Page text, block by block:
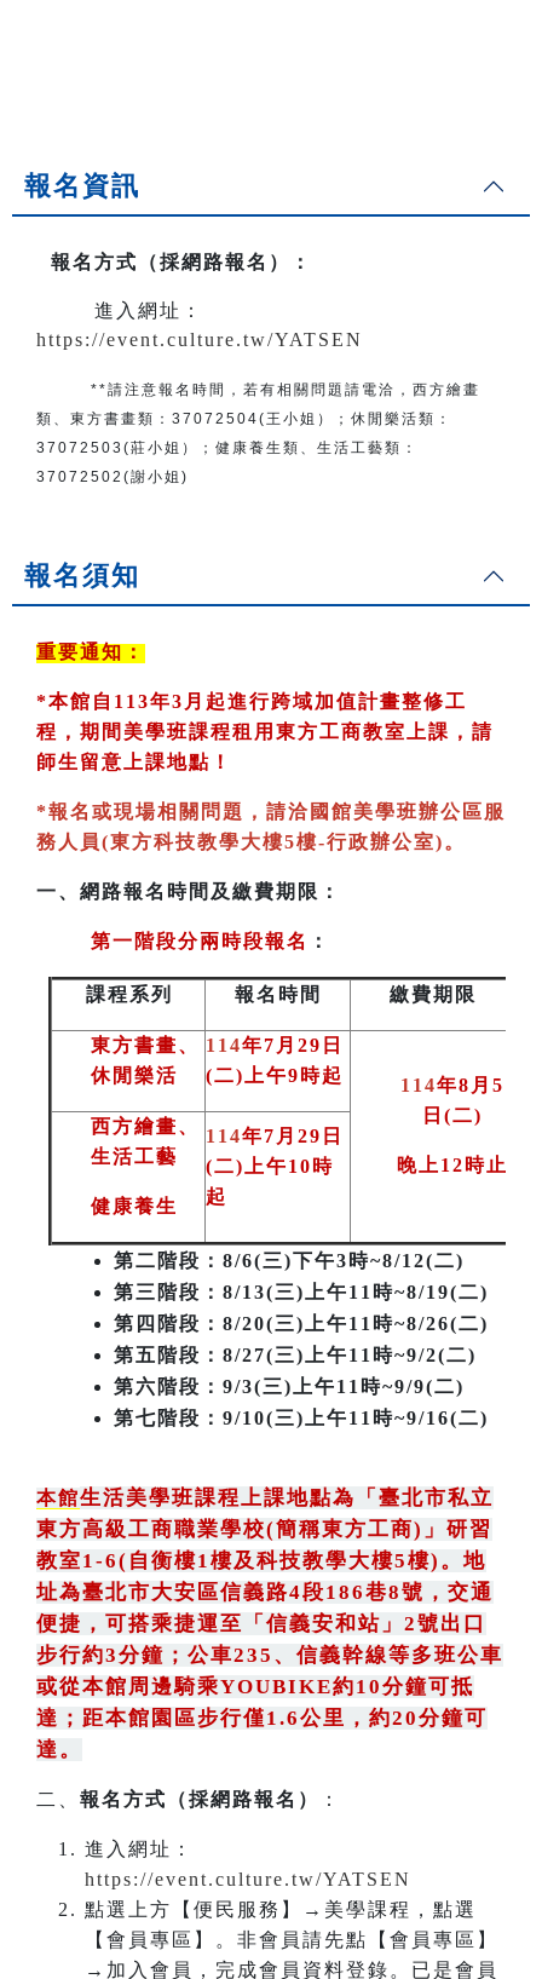
報名資訊
報名方式（採網路報名） ：
進入網址：
https://event.culture.tw/YATSEN
**請注意報名時間，若有相關問題 請電洽 ， 西方繪畫
類、東方書畫類： 37072504(王小姐） ； 休閒樂活類：
37072503(莊小姐）； 健康養生類、生活工藝類：
37072502(謝小姐)
報名須知
重要通知：
*本館自113年3月起進行跨域加值計畫整修工
程，期間美學班課程租用東方工商教室上課，請
師生留意上課地點！
*報名或現場相關問題，請洽國館美學班辦公區服
務人員(東方科技教學大樓5樓-行政辦公室)。
一、 網路報名時間及繳費期限：
第一階段分兩時段報名 ：
課程系列 報名時間 繳費期限
東方書畫、
休閒樂活
114年7月29日
(二)上午9時起
114年8月5
日(二)
晚上12時止
西方繪畫、
生活工藝
健康養生
114年7月29日
(二)上午10時
起
第二階段 ：8/6(三)下午3時~8/12(二)
第三階段 ：8/13(三)上午11時~8/19(二)
第四階段：8/20(三)上午11時~8/26(二)
第五階段：8/27(三)上午11時~9/2(二)
第六階段：9/3(三)上午11時~9/9(二)
第七階段：9/10(三)上午11時~9/16(二)
本館生活美學班課程上課地點為 「 臺北市私立
東方高級工商職業學校(簡稱東方工商) 」 研習
教室1-6(自衡樓1樓及科技教學大樓5樓)。地
址為臺北市大安區信義路4段186巷8號 ， 交通
便捷，可搭乘捷運至「信義安和站」2號出口
步行約3分鐘 ； 公車235 、 信義幹線等多班公車
或從本館周邊騎乘YOUBIKE約10分鐘可抵
達；距本館園區步行僅1.6公里，約20分鐘可
達。
二、 報名方式（採網路報名） ：
進入網址：
https://event.culture.tw/YATSEN
點選上方【便民服務】→美學課程，點選
【會員專區】。非會員請先點【會員專區】
→加入會員，完成會員資料登錄。已是會員